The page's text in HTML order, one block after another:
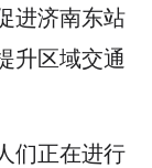
进济南东站
升区域交通
们正在进行